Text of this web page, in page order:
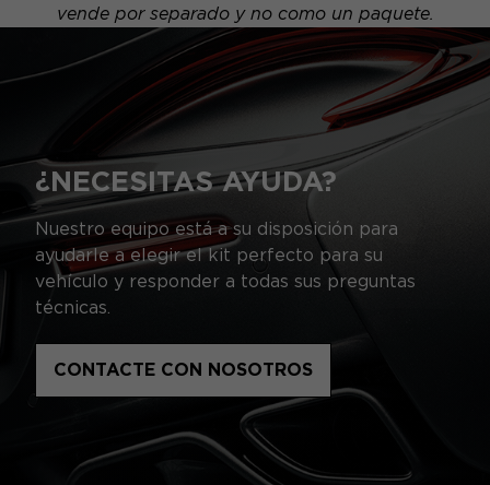
vende por separado y no como un paquete.
¿NECESITAS AYUDA?
Nuestro equipo está a su disposición para
ayudarle a elegir el kit perfecto para su
vehículo y responder a todas sus preguntas
técnicas.
CONTACTE CON NOSOTROS